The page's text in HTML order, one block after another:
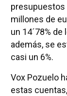
presupuestos
millones de
un 14´78%
además, se
casi un 6%.
Vox Pozuelo
estas